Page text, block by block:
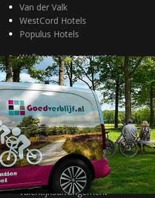
Van der Valk
WestCord Hotels
Populus Hotels
Wellness arrangementen
3=2 aanbiedingen
Fietsarrangementen
Kerstarrangementen
Halfpension arrangementen
Oud & nieuw arrangementen
Fietsen van hotel naar hotel
Wandelen van hotel naar hotel
Wildarrangementen
Actuele topdeals
valentijnsarrangement